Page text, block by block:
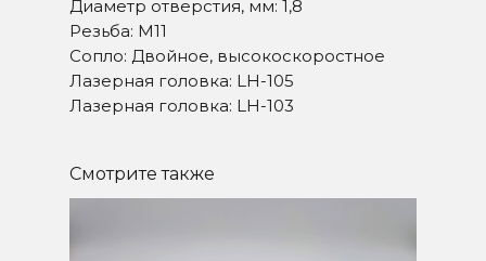
Диаметр отверстия, мм: 1,8
Резьба: М11
Сопло: Двойное, высокоскоростное
Лазерная головка: LH-105
Лазерная головка: LH-103
Смотрите также
+7-351-711-10-74
ЧЕЛЯБИНСК
+7-922-707-40-00
mail@plazmacut.ru